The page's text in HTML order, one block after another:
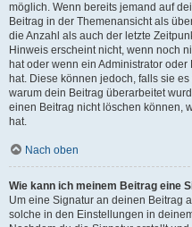
möglich. Wenn bereits jemand auf
Beitrag in der Themenansicht als
die Anzahl als auch der letzte
Hinweis erscheint nicht, wenn noch
hat oder wenn ein Administrator
hat. Diese können jedoch, falls sie
warum dein Beitrag überarbeitet
einen Beitrag nicht löschen können,
hat.
Nach oben
Wie kann ich meinem Beitrag eine
Um eine Signatur an deinen Beitrag
solche in den Einstellungen in